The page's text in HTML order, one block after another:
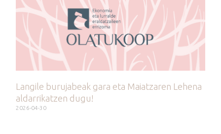
Langile burujabeak gara eta Maiatzaren Lehena
aldarrikatzen dugu!
2026-04-30